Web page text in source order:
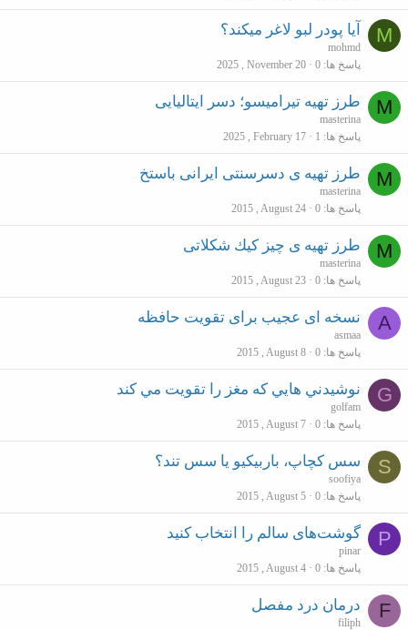
M آیا پودر لبو لاغر میکند؟
mohmd
پاسخ ها 0
2025 , November 20
M طرز تهیه تیرامیسو؛ دسر ایتالیایی
masterina
پاسخ ها 1
2025 , February 17
M طرز تهیه ی دسرسنتی ایرانی باستخ
masterina
پاسخ ها 0
2015 , August 24
M طرز تهیه ی چیز كیك شكلاتی
masterina
پاسخ ها 0
2015 , August 23
A نسخه ای عجیب برای تقویت حافظه
asmaa
پاسخ ها 0
2015 , August 8
G نوشيدني هايي که مغز را تقويت مي کند
golfam
پاسخ ها 0
2015 , August 7
S سس کچاپ، باربیکیو یا سس تند؟
soofiya
پاسخ ها 0
2015 , August 5
P گوشت‌های سالم را انتخاب کنید
pinar
پاسخ ها 0
2015 , August 4
F درمان درد مفصل
filiph